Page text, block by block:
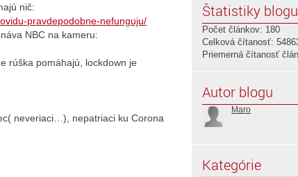
nič:
pravdepodobne-nefunguju/
NBC na kameru:
rúška pomáhajú, lockdown je
neveriaci…), nepatriaci ku Corona
Štatistiky blogu
Počet článkov: 180
Celková čítanosť:
Priemerná čítanosť
Autor blogu
Maro
Kategórie